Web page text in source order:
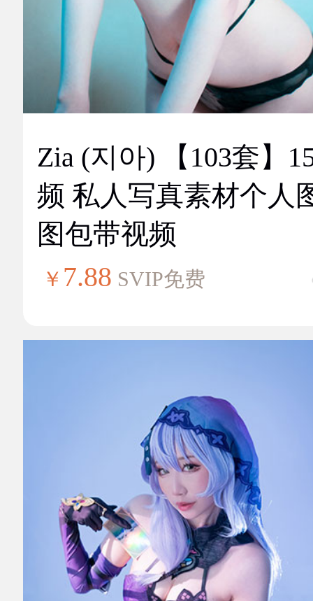
Zia (지아) 【103套】151视
频 私人写真素材个人
图包带视频
￥ 7.88 SVIP免费